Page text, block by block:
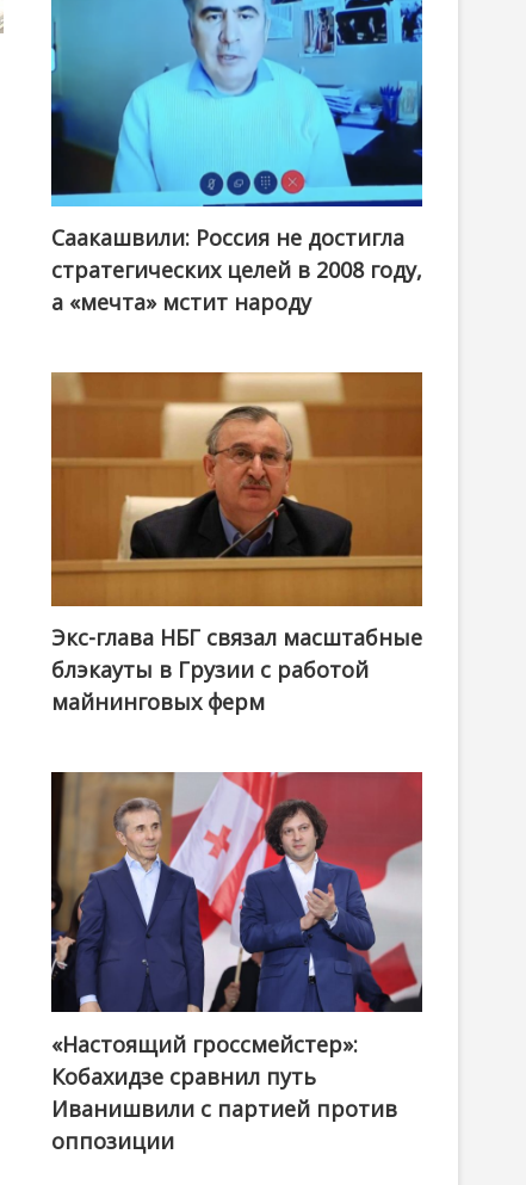
Саакашвили: Россия не достигла
стратегических целей в 2008 году,
а «мечта» мстит народу
Экс-глава НБГ связал масштабные
блэкауты в Грузии с работой
майнинговых ферм
@ქართული ოცნება / Georgian Dream
«Настоящий гроссмейстер»:
Кобахидзе сравнил путь
Иванишвили с партией против
оппозиции